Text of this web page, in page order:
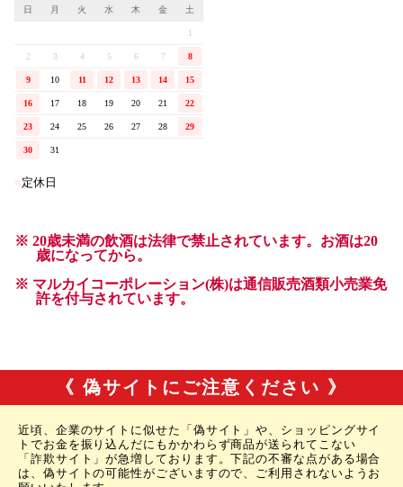
《 偽サイトにご注意ください 》
近頃、企業のサイトに似せた「偽サイト」や、ショッピングサイ
トでお金を振り込んだにもかかわらず商品が送られてこない
「詐欺サイト」が急増しております。下記の不審な点がある場合
は、偽サイトの可能性がございますので、ご利用されないようお